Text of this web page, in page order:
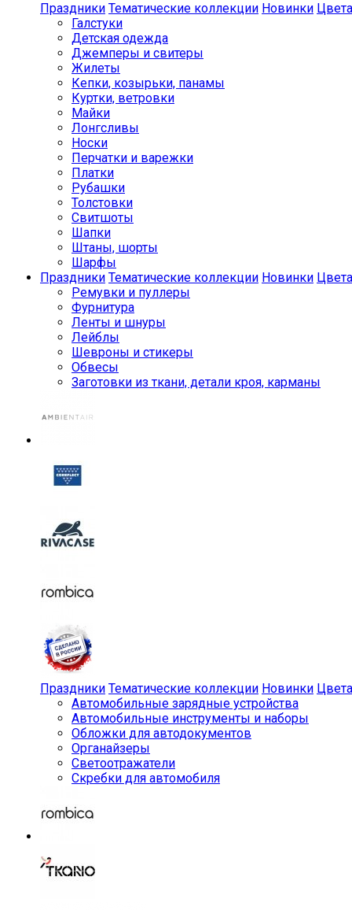
Праздники Тематические коллекции Новинки Цвета
Галстуки
Детская одежда
Джемперы и свитеры
Жилеты
Кепки, козырьки, панамы
Куртки, ветровки
Майки
Лонгсливы
Носки
Перчатки и варежки
Платки
Рубашки
Толстовки
Свитшоты
Шапки
Штаны, шорты
Шарфы
Праздники Тематические коллекции Новинки Цвета
Ремувки и пуллеры
Фурнитура
Ленты и шнуры
Лейблы
Шевроны и стикеры
Обвесы
Заготовки из ткани, детали кроя, карманы
Праздники Тематические коллекции Новинки Цвета
Автомобильные зарядные устройства
Автомобильные инструменты и наборы
Обложки для автодокументов
Органайзеры
Светоотражатели
Скребки для автомобиля